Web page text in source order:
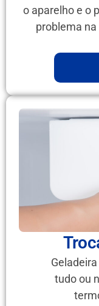
o aparelho e o
problema
tudo ou